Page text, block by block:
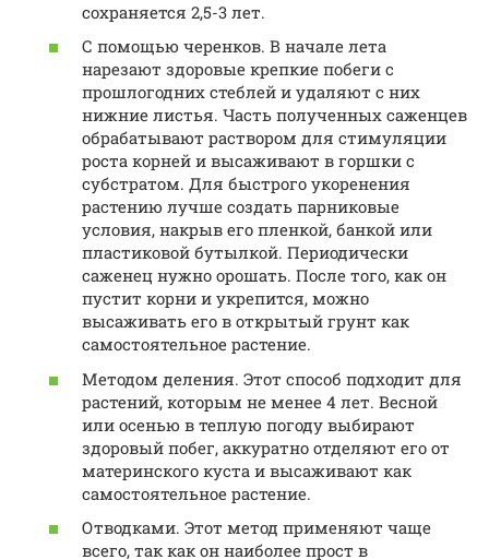
сохраняется 2,5-3 лет.
С помощью черенков. В начале лета
нарезают здоровые крепкие побеги с
прошлогодних стеблей и удаляют с них
нижние листья. Часть полученных саженцев
обрабатывают раствором для стимуляции
роста корней и высаживают в горшки с
субстратом. Для быстрого укоренения
растению лучше создать парниковые
условия, накрыв его пленкой, банкой или
пластиковой бутылкой. Периодически
саженец нужно орошать. После того, как он
пустит корни и укрепится, можно
высаживать его в открытый грунт как
самостоятельное растение.
Методом деления. Этот способ подходит для
растений, которым не менее 4 лет. Весной
или осенью в теплую погоду выбирают
здоровый побег, аккуратно отделяют его от
материнского куста и высаживают как
самостоятельное растение.
Отводками. Этот метод применяют чаще
всего, так как он наиболее прост в